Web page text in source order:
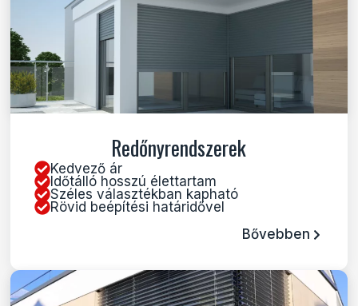
Redőnyrendszerek
Kedvező ár
Időtálló hosszú élettartam
Széles választékban kapható
Rövid beépítési határidővel
Bővebben